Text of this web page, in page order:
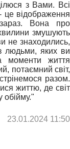
з Вами. Всі
це відображення
Вона про
змушують
не знаходились,
людьми, яких ви
моменти життя
потаємний світ,
разом.
життю, де світ
обійму."
23.01.2024 11:50